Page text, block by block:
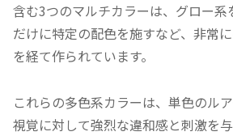
含む3つのマルチカラーは、グロー
だけに特定の配色を施すなど、非常
を経て作られています。
これらの多色系カラーは、単色のル
視覚に対して強烈な違和感と刺激を